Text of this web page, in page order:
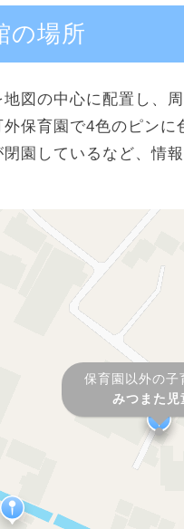
の場所
図の中心に配置し、
保育園で4色のピンに
園しているなど、情
保育園以外の子
みつまた児